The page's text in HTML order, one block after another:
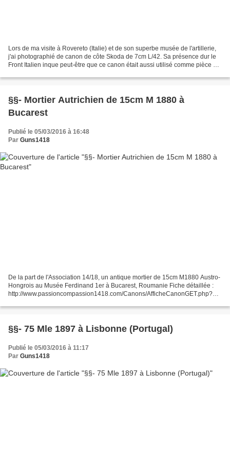
Lors de ma visite à Rovereto (Italie) et de son superbe musée de l'artillerie,
j'ai photographié de canon de côte Skoda de 7cm L/42. Sa présence dur le
Front Italien inque peut-être que ce canon était aussi utilisé comme pièce de
§§- Mortier Autrichien de 15cm M 1880 à
Bucarest
Publié le 05/03/2016 à 16:48
Par Guns1418
De la part de l'Association 14/18, un antique mortier de 15cm M1880 Austro-
Hongrois au Musée Ferdinand 1er à Bucarest, Roumanie Fiche détaillée :
http://www.passioncompassion1418.com/Canons/AfficheCanonGET.php?
§§- 75 Mle 1897 à Lisbonne (Portugal)
Publié le 05/03/2016 à 11:17
Par Guns1418